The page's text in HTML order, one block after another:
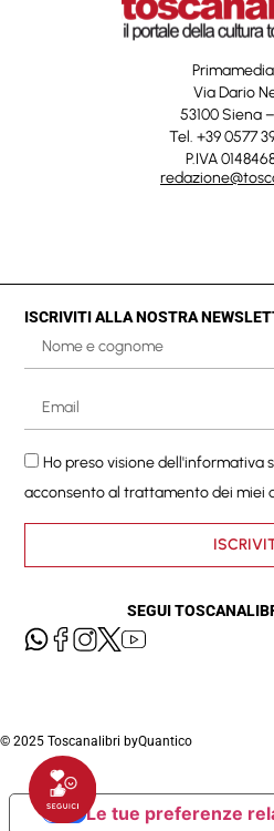
Via Dario
53100 Siena
Tel. +39 0577
P.IVA
ISCRIVITI ALLA NOSTRA
Ho preso visione dell'informativa
acconsento al trattamento dei miei
SEGUI
© 2025 Toscanalibri byQuantico
Le tue preferenze